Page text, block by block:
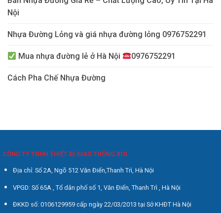
Nội
Nhựa Đường Lỏng và giá nhựa đường lỏng 0976752291
Mua nhựa đường lẻ ở Hà Nội 0976752291
Cách Pha Chế Nhựa Đường
CÔNG TY TNHH THIẾT BỊ GIAO THÔNG 810
Địa chỉ: Số 2A, Ngõ 512 Văn Điển,Thanh Trì, Hà Nội
VPGD: Số 65A , Tổ dân phố số 1, Văn Điển, Thanh Trì , Hà Nội
ĐKKD số: 0106129959 cấp ngày 22/03/2013 tại Sở KHĐT Hà Nội